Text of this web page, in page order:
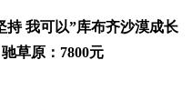
持 我可以”库布齐沙漠成长
草原：7800元